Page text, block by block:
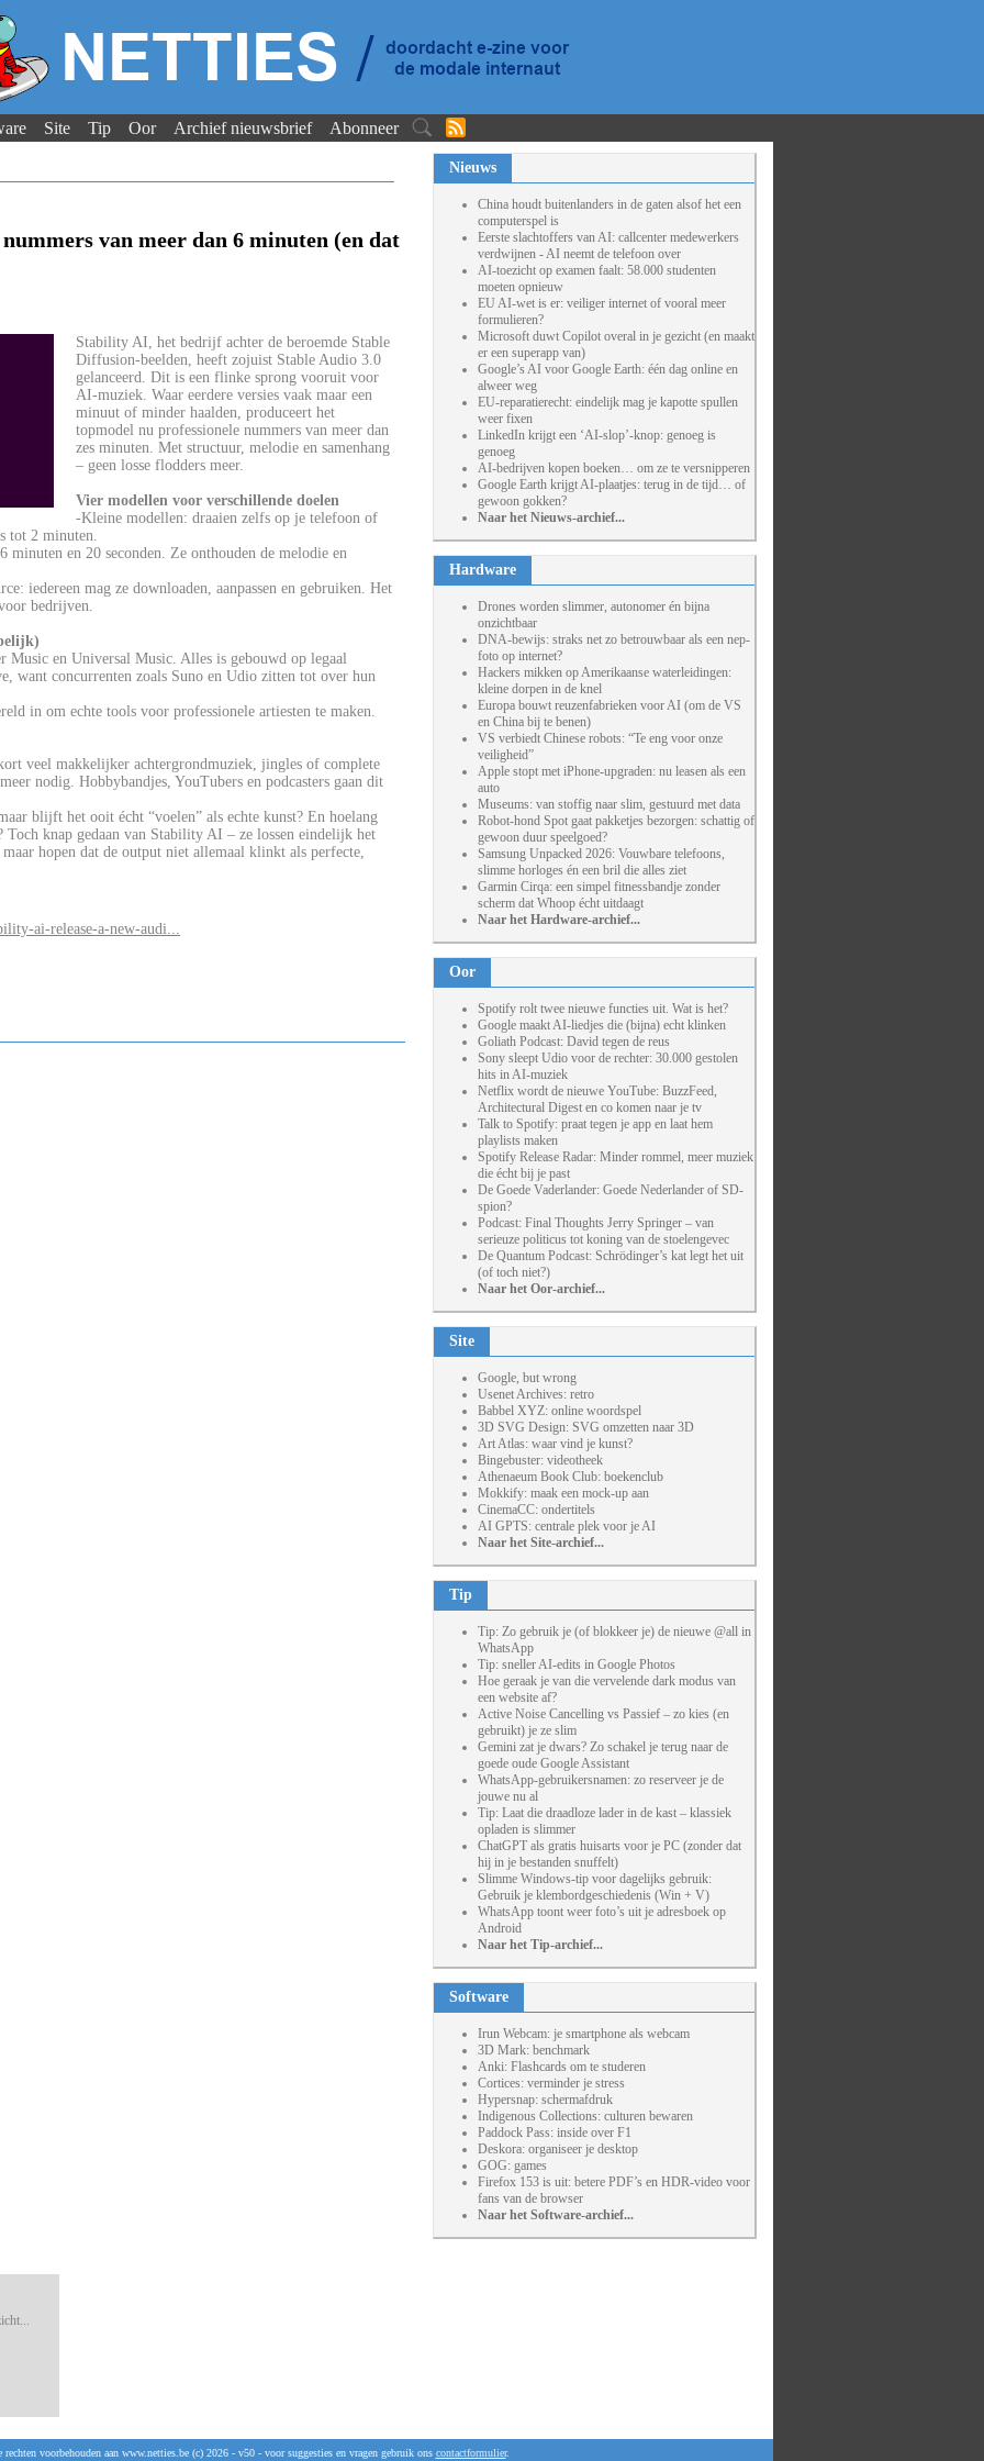
Site Tip Oor Archief nieuwsbrief Abonneer
van meer dan 6 minuten (en dat
Stability AI, het bedrijf achter de beroemde Stable
Diffusion-beelden, heeft zojuist Stable Audio 3.0
gelanceerd. Dit is een flinke sprong vooruit voor
AI-muziek. Waar eerdere versies vaak maar een
minuut of minder haalden, produceert het
topmodel nu professionele nummers van meer dan
zes minuten. Met structuur, melodie en samenhang
– geen losse flodders meer.
Vier modellen voor verschillende doelen
-Kleine modellen: draaien zelfs op je telefoon of
tot 2 minuten.
minuten en 20 seconden. Ze onthouden de melodie en
iedereen mag ze downloaden, aanpassen en gebruiken. Het
bedrijven.
Music en Universal Music. Alles is gebouwd op legaal
want concurrenten zoals Suno en Udio zitten tot over hun
in om echte tools voor professionele artiesten te maken.
veel makkelijker achtergrondmuziek, jingles of complete
nodig. Hobbybandjes, YouTubers en podcasters gaan dit
blijft het ooit écht “voelen” als echte kunst? En hoelang
knap gedaan van Stability AI – ze lossen eindelijk het
hopen dat de output niet allemaal klinkt als perfecte,
ai-release-a-new-audi...
Nieuws
China houdt buitenlanders in de gaten alsof het een
computerspel is
Eerste slachtoffers van AI: callcenter medewerkers
verdwijnen - AI neemt de telefoon over
AI-toezicht op examen faalt: 58.000 studenten
moeten opnieuw
EU AI-wet is er: veiliger internet of vooral meer
formulieren?
Microsoft duwt Copilot overal in je gezicht (en maakt
er een superapp van)
Google’s AI voor Google Earth: één dag online en
alweer weg
EU-reparatierecht: eindelijk mag je kapotte spullen
weer fixen
LinkedIn krijgt een ‘AI-slop’-knop: genoeg is
genoeg
AI-bedrijven kopen boeken… om ze te versnipperen
Google Earth krijgt AI-plaatjes: terug in de tijd… of
gewoon gokken?
Naar het Nieuws-archief...
Hardware
Drones worden slimmer, autonomer én bijna
onzichtbaar
DNA-bewijs: straks net zo betrouwbaar als een nep-
foto op internet?
Hackers mikken op Amerikaanse waterleidingen:
kleine dorpen in de knel
Europa bouwt reuzenfabrieken voor AI (om de VS
en China bij te benen)
VS verbiedt Chinese robots: “Te eng voor onze
veiligheid”
Apple stopt met iPhone-upgraden: nu leasen als een
auto
Museums: van stoffig naar slim, gestuurd met data
Robot-hond Spot gaat pakketjes bezorgen: schattig of
gewoon duur speelgoed?
Samsung Unpacked 2026: Vouwbare telefoons,
slimme horloges én een bril die alles ziet
Garmin Cirqa: een simpel fitnessbandje zonder
scherm dat Whoop écht uitdaagt
Naar het Hardware-archief...
Oor
Spotify rolt twee nieuwe functies uit. Wat is het?
Google maakt AI-liedjes die (bijna) echt klinken
Goliath Podcast: David tegen de reus
Sony sleept Udio voor de rechter: 30.000 gestolen
hits in AI-muziek
Netflix wordt de nieuwe YouTube: BuzzFeed,
Architectural Digest en co komen naar je tv
Talk to Spotify: praat tegen je app en laat hem
playlists maken
Spotify Release Radar: Minder rommel, meer muziek
die écht bij je past
De Goede Vaderlander: Goede Nederlander of SD-
spion?
Podcast: Final Thoughts Jerry Springer – van
serieuze politicus tot koning van de stoelengevec
De Quantum Podcast: Schrödinger’s kat legt het uit
(of toch niet?)
Naar het Oor-archief...
Site
Google, but wrong
Usenet Archives: retro
Babbel XYZ: online woordspel
3D SVG Design: SVG omzetten naar 3D
Art Atlas: waar vind je kunst?
Bingebuster: videotheek
Athenaeum Book Club: boekenclub
Mokkify: maak een mock-up aan
CinemaCC: ondertitels
AI GPTS: centrale plek voor je AI
Naar het Site-archief...
Tip
Tip: Zo gebruik je (of blokkeer je) de nieuwe @all in
WhatsApp
Tip: sneller AI-edits in Google Photos
Hoe geraak je van die vervelende dark modus van
een website af?
Active Noise Cancelling vs Passief – zo kies (en
gebruikt) je ze slim
Gemini zat je dwars? Zo schakel je terug naar de
goede oude Google Assistant
WhatsApp-gebruikersnamen: zo reserveer je de
jouwe nu al
Tip: Laat die draadloze lader in de kast – klassiek
opladen is slimmer
ChatGPT als gratis huisarts voor je PC (zonder dat
hij in je bestanden snuffelt)
Slimme Windows-tip voor dagelijks gebruik:
Gebruik je klembordgeschiedenis (Win + V)
WhatsApp toont weer foto’s uit je adresboek op
Android
Naar het Tip-archief...
Software
Irun Webcam: je smartphone als webcam
3D Mark: benchmark
Anki: Flashcards om te studeren
Cortices: verminder je stress
Hypersnap: schermafdruk
Indigenous Collections: culturen bewaren
Paddock Pass: inside over F1
Deskora: organiseer je desktop
GOG: games
Firefox 153 is uit: betere PDF’s en HDR-video voor
fans van de browser
Naar het Software-archief...
rechten voorbehouden aan www.netties.be (c) 2026 - v50 - voor suggesties en vragen gebruik ons contactformulier.